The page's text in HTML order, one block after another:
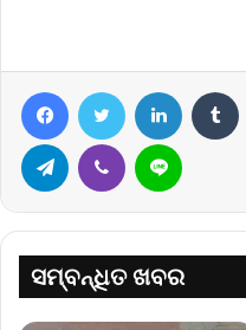
FacebookTwitter LinkedIn
Telegram Viber Line
ସମ୍ବନ୍ଧିତ ଖବର